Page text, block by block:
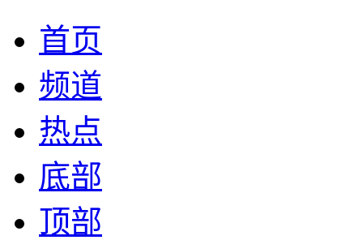
首页
频道
热点
底部
顶部